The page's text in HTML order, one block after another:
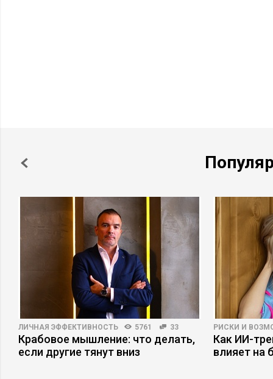
ЛИЧНАЯ ЭФФЕКТИВНОСТЬ 5761 33
Крабовое мышление: что делать,
если другие тянут вниз
РИСКИ И
Как ИИ-
влияет на